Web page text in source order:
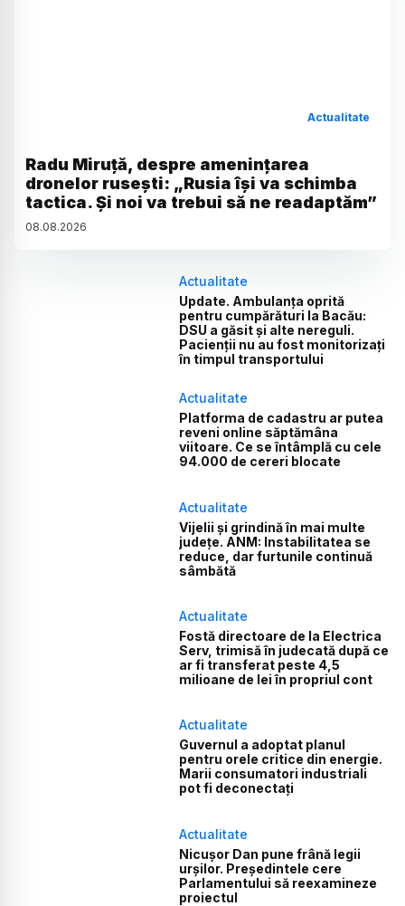
Actualitate
Radu Miruță, despre amenințarea
dronelor rusești: „Rusia își va schimba
tactica. Și noi va trebui să ne readaptăm”
08.08.2026
Actualitate
Update. Ambulanța oprită
pentru cumpărături la Bacău:
DSU a găsit și alte nereguli.
Pacienții nu au fost monitorizați
în timpul transportului
Actualitate
Platforma de cadastru ar putea
reveni online săptămâna
viitoare. Ce se întâmplă cu cele
94.000 de cereri blocate
Actualitate
Vijelii și grindină în mai multe
județe. ANM: Instabilitatea se
reduce, dar furtunile continuă
sâmbătă
Actualitate
Fostă directoare de la Electrica
Serv, trimisă în judecată după ce
ar fi transferat peste 4,5
milioane de lei în propriul cont
Actualitate
Guvernul a adoptat planul
pentru orele critice din energie.
Marii consumatori industriali
pot fi deconectați
Actualitate
Nicușor Dan pune frână legii
urșilor. Președintele cere
Parlamentului să reexamineze
proiectul